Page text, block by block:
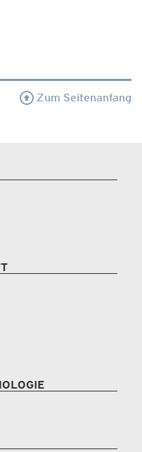
Zum Seitenanfang